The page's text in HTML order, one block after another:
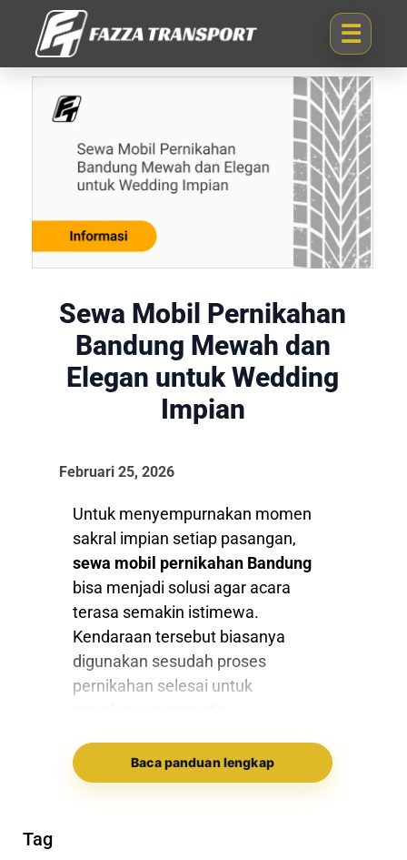
Sewa Mobil Pernikahan
Bandung Mewah dan
Elegan untuk Wedding
Impian
Februari 25, 2026
Untuk menyempurnakan momen
sakral impian setiap pasangan,
sewa mobil pernikahan Bandung
bisa menjadi solusi agar acara
terasa semakin istimewa.
Kendaraan tersebut biasanya
digunakan sesudah proses
pernikahan selesai untuk
Di Bandung maupun berbagai kota-
kota besar lainnya, wedding car
Baca panduan lengkap
Tag